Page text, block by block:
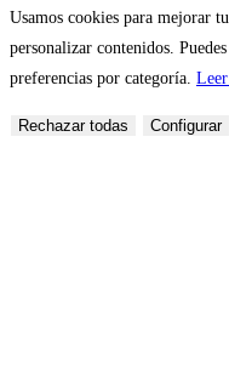
Usamos cookies para mejorar
personalizar contenidos.
preferencias por categoría.
Rechazar todas Configurar